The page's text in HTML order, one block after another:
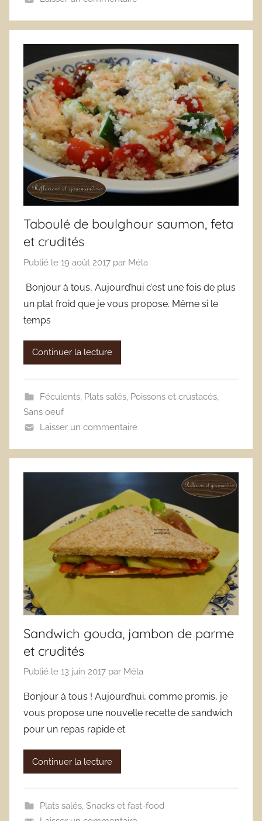
Taboulé de boulghour saumon, feta
et crudités
Publié le 19 août 2017 par Méla
Bonjour à tous, Aujourd’hui c’est une fois de plus
un plat froid que je vous propose. Même si le
temps
Continuer la lecture
Féculents, Plats salés, Poissons et crustacés,
Sans oeuf
Laisser un commentaire
Sandwich gouda, jambon de parme
et crudités
Publié le 13 juin 2017 par Méla
Bonjour à tous ! Aujourd’hui, comme promis, je
vous propose une nouvelle recette de sandwich
pour un repas rapide et
Continuer la lecture
Plats salés, Snacks et fast-food